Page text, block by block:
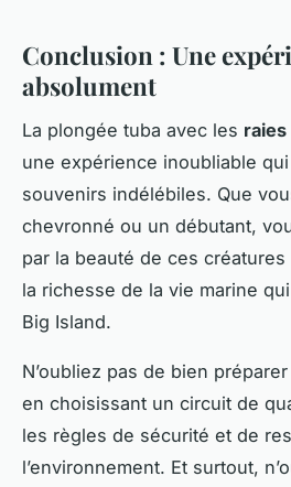
Conclusion : Une
absolument
La plongée tuba avec les raies
une expérience inoubliable
souvenirs indélébiles. Que
chevronné ou un débutant,
par la beauté de ces
la richesse de la vie marine
Big Island.
N’oubliez pas de bien
en choisissant un circuit de
les règles de sécurité et de
l’environnement. Et surtout,